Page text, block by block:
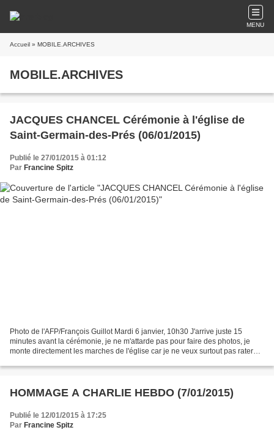
MENU
Accueil » MOBILE.ARCHIVES
MOBILE.ARCHIVES
JACQUES CHANCEL Cérémonie à l'église de
Saint-Germain-des-Prés (06/01/2015)
Publié le 27/01/2015 à 01:12
Par Francine Spitz
Photo de l'AFP/François Guillot Mardi 6 janvier, 10h30 J'arrive juste 15
minutes avant la cérémonie, je ne m'attarde pas pour faire des photos, je
monte directement les marches de l'église car je ne veux surtout pas rater
HOMMAGE A CHARLIE HEBDO (7/01/2015)
Publié le 12/01/2015 à 17:25
Par Francine Spitz